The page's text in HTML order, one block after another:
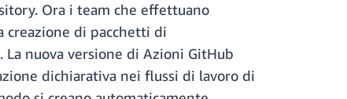
Ora i team che effettuano
creazione di pacchetti di
nuova versione di Azioni GitHub
dichiarativa nei flussi di lavoro di